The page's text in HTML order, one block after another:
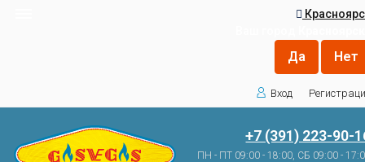
Вход
+7 (391) 223-90-
ПН - ПТ 09:00 - 18:00, СБ 09:00 -